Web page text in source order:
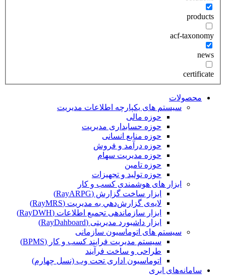
products
acf-taxonomy
news
certificate
محصولات
سیستم های یکپارچه اطلاعات مدیریت
حوزه مالی
حوزه حسابداری مدیریت
حوزه منابع انسانی
حوزه درآمد و فروش
حوزه مدیریت سهام
حوزه تامین
حوزه تولید و تجهیزات
ابزار های هوشمندی کسب و کار
ابزار ساخت گزارش (RayARPG)
لایه‌ی گزارش‌دهي به مديريت (RayMRS)
ابزار سازماندهی تجمیع اطلاعات (RayDWH)
ابزار داشبورد مدیریتی (RayDahboard)
سیستم های اتوماسیون سازمانی
سیستم مدیریت فرایند کسب و کار (BPMS)
طراحی و ساخت فرآیند
اتوماسیون اداری تحت وب (نسل چهارم)
سامانه‌های ابری